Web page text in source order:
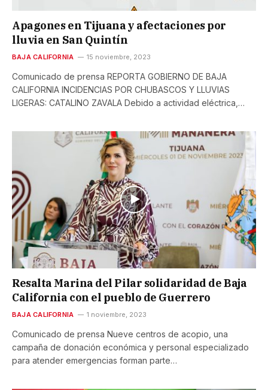
Apagones en Tijuana y afectaciones por
lluvia en San Quintín
BAJA CALIFORNIA 15 noviembre, 2023
Comunicado de prensa REPORTA GOBIERNO DE BAJA
CALIFORNIA INCIDENCIAS POR CHUBASCOS Y LLUVIAS
LIGERAS: CATALINO ZAVALA Debido a actividad eléctrica,…
Resalta Marina del Pilar solidaridad de Baja
California con el pueblo de Guerrero
BAJA CALIFORNIA 1 noviembre, 2023
Comunicado de prensa Nueve centros de acopio, una
campaña de donación económica y personal especializado
para atender emergencias forman parte…